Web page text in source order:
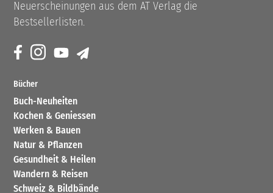
Neuerscheinungen aus dem AT Verlag die
Bestsellerlisten.
Bücher
Buch-Neuheiten
Kochen & Geniessen
Werken & Bauen
Natur & Pflanzen
Gesundheit & Heilen
Wandern & Reisen
Schweiz & Bildbände